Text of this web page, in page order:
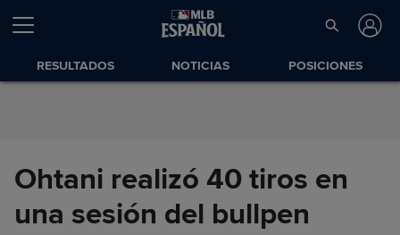
Saltar al Contenido
RESULTADOS NOTICIAS POSICIONES
Ohtani realizó 40 tiros en
una sesión del bullpen
Ohtani realizó 40 tiros en una
sesión del bullpen
Compartir